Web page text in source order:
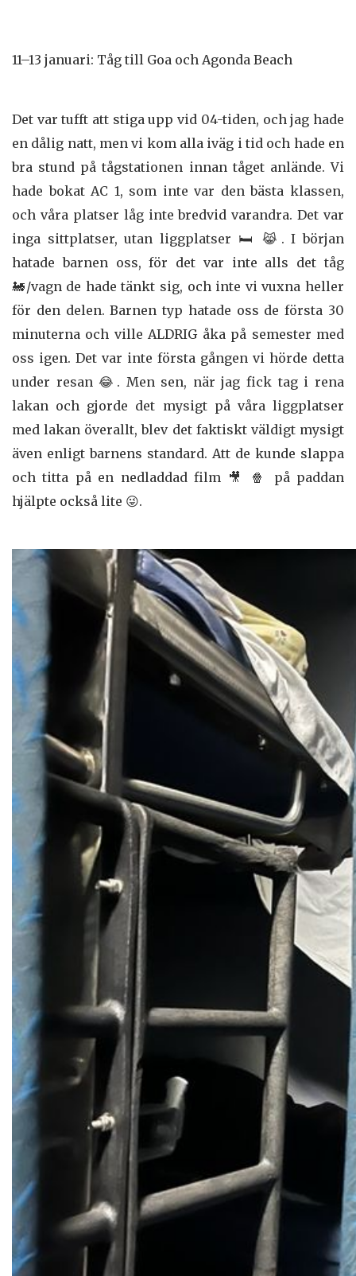
11–13 januari: Tåg till Goa och Agonda Beach
Det var tufft att stiga upp vid 04-tiden, och jag hade
en dålig natt, men vi kom alla iväg i tid och hade en
bra stund på tågstationen innan tåget anlände. Vi
hade bokat AC 1, som inte var den bästa klassen,
och våra platser låg inte bredvid varandra. Det var
inga sittplatser, utan liggplatser 🛏️ 😹. I början
hatade barnen oss, för det var inte alls det tåg
🚂/vagn de hade tänkt sig, och inte vi vuxna heller
för den delen. Barnen typ hatade oss de första 30
minuterna och ville ALDRIG åka på semester med
oss igen. Det var inte första gången vi hörde detta
under resan 😂. Men sen, när jag fick tag i rena
lakan och gjorde det mysigt på våra liggplatser
med lakan överallt, blev det faktiskt väldigt mysigt
även enligt barnens standard. Att de kunde slappa
och titta på en nedladdad film 🎥 🍿 på paddan
hjälpte också lite 😜.